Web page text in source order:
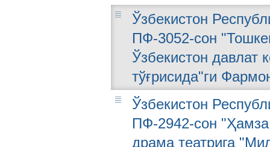
Ўзбекистон
ПФ-3052-сон
Ўзбекистон давлат
тўғрисида"ги
Ўзбекистон
ПФ-2942-сон
драма театрига